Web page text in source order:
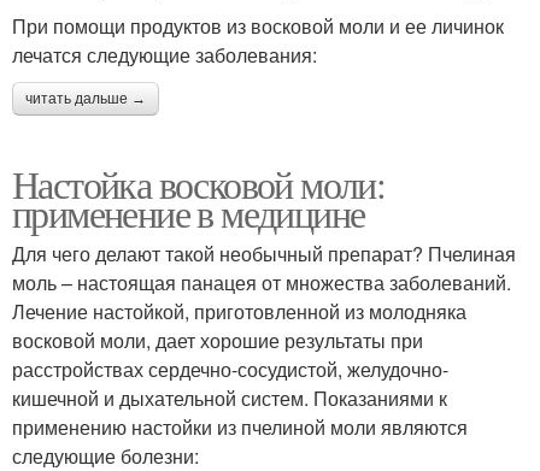
При помощи продуктов из восковой моли и ее личинок
лечатся следующие заболевания:
читать дальше →
Настойка восковой моли:
применение в медицине
Для чего делают такой необычный препарат? Пчелиная
моль – настоящая панацея от множества заболеваний.
Лечение настойкой, приготовленной из молодняка
восковой моли, дает хорошие результаты при
расстройствах сердечно-сосудистой, желудочно-
кишечной и дыхательной систем. Показаниями к
применению настойки из пчелиной моли являются
следующие болезни: